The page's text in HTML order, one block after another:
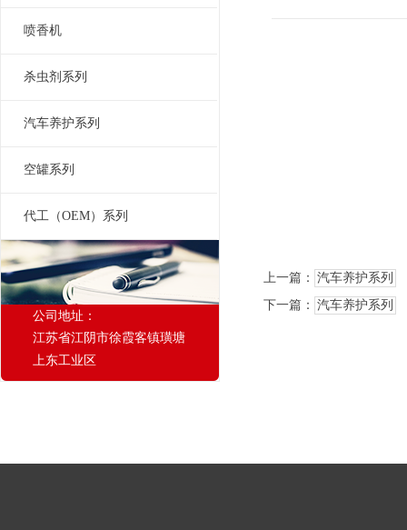
喷香机
杀虫剂系列
汽车养护系列
空罐系列
代工（OEM）系列
公司地址：
江苏省江阴市徐霞客镇璜塘
上东工业区
上一篇： 汽车养护系列
下一篇： 汽车养护系列